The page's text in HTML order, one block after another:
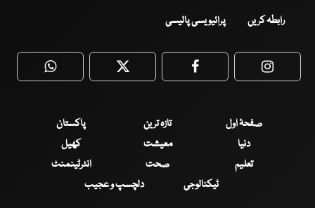
رابطہ کریں پرائیویسی پالیسی
WhatsApp Twitter Facebook
صفحۂ اول تازہ ترین
پاکستان
دنیا
معیشت
کھیل
تعلیم
صحت
انٹرٹینمنٹ
ٹیکنالوجی
دلچسپ و عجیب